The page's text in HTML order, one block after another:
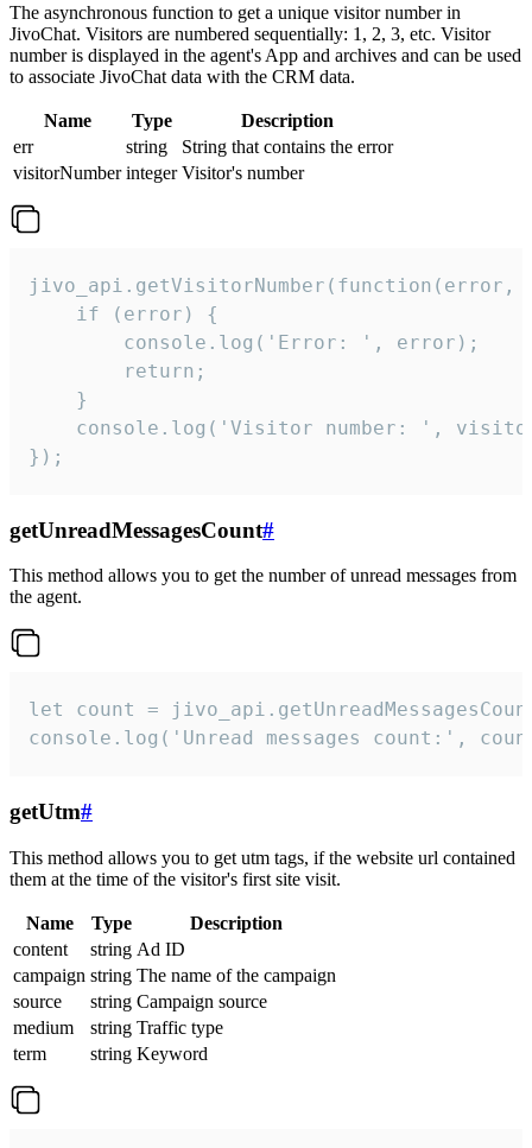
The asynchronous function to get a unique visitor number in
JivoChat. Visitors are numbered sequentially: 1, 2, 3, etc. Visitor
number is displayed in the agent's App and archives and can be used
to associate JivoChat data with the CRM data.
Name Type
Description
err
string
String that contains the error
visitorNumber integer Visitor's number
jivo_api.getVisitorNumber(function(error,
    if (error) {
        console.log('Error: ', error);
        return;
    }
console.log('Visitor number: ',
});
getUnreadMessagesCount#
This method allows you to get the number of unread messages from
the agent.
let count =
console.log('Unread messages count:',
getUtm#
This method allows you to get utm tags, if the website url contained
them at the time of the visitor's first site visit.
Name Type
Description
content
string Ad ID
campaign string The name of the campaign
source
string Campaign source
medium
string Traffic type
term
string Keyword